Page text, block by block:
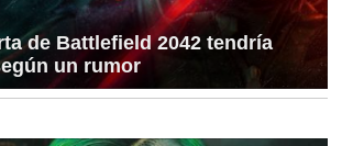
de Battlefield 2042 tendría
un rumor